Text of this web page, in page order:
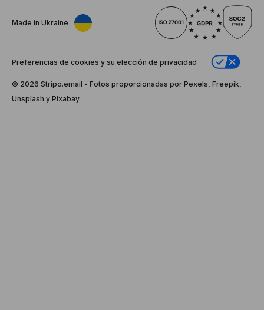
Made in Ukraine
Preferencias de cookies y su elección de privacidad
© 2026 Stripо.email - Fotos proporcionadas por Pexels, Freepik,
Unsplash y Pixabay.